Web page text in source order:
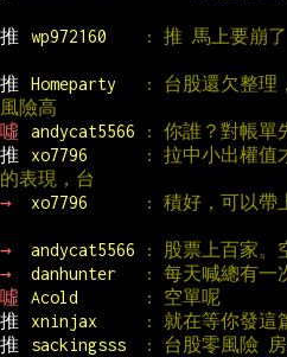
推 wp972160 : 推 馬上要崩
推 Homeparty
: 台股還欠整理
風險高
噓
andycat5566
: 你誰？對帳單
推
xo7796
: 拉中小出權值
的表現，台
→
xo7796 : 積好，可以帶
→ andycat5566
: 股票上百家。
→
danhunter
: 每天喊總有一
噓
Acold
: 空單呢
推
xninjax
: 就在等你發這
推
sackingsss : 台股零風險